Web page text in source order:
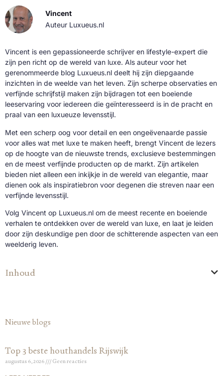
Vincent
Auteur Luxueus.nl
Vincent is een gepassioneerde schrijver en lifestyle-expert die
zijn pen richt op de wereld van luxe. Als auteur voor het
gerenommeerde blog Luxueus.nl deelt hij zijn diepgaande
inzichten in de weelde van het leven. Zijn scherpe observaties en
verfijnde schrijfstijl maken zijn bijdragen tot een boeiende
leeservaring voor iedereen die geïnteresseerd is in de pracht en
praal van een luxueuze levensstijl.
Met een scherp oog voor detail en een ongeëvenaarde passie
voor alles wat met luxe te maken heeft, brengt Vincent de lezers
op de hoogte van de nieuwste trends, exclusieve bestemmingen
en de meest verfijnde producten op de markt. Zijn artikelen
bieden niet alleen een inkijkje in de wereld van elegantie, maar
dienen ook als inspiratiebron voor degenen die streven naar een
verfijnde levensstijl.
Volg Vincent op Luxueus.nl om de meest recente en boeiende
verhalen te ontdekken over de wereld van luxe, en laat je leiden
door zijn deskundige pen door de schitterende aspecten van een
weelderig leven.
Inhoud
Nieuwe blogs
Top 3 beste houthandels Rijswijk
augustus 6, 2026 Geen reacties